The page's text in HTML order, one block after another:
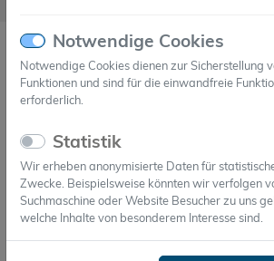
Notwendige Cookies
Notwendige Cookies dienen zur Sicherstellung
Funktionen und sind für die einwandfreie
erforderlich.
Statistik
Wir erheben anonymisierte Daten für
Zwecke. Beispielsweise könnten wir verfolgen
Suchmaschine oder Website Besucher zu uns
welche Inhalte von besonderem Interesse sind.
JAHR
Axiotherm GmbH gewinnt
Award 2019 in der
Renewable Energy“